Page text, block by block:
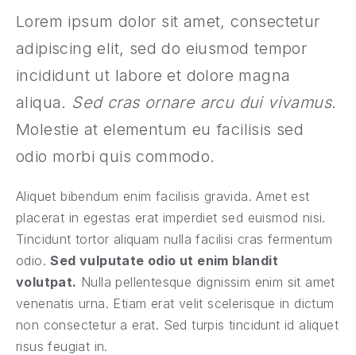
Lorem ipsum dolor sit amet, consectetur
adipiscing elit, sed do eiusmod tempor
incididunt ut labore et dolore magna
aliqua. Sed cras ornare arcu dui vivamus.
Molestie at elementum eu facilisis sed
odio morbi quis commodo.
Aliquet bibendum enim facilisis gravida. Amet est
placerat in egestas erat imperdiet sed euismod nisi.
Tincidunt tortor aliquam nulla facilisi cras fermentum
odio.Sed vulputate odio ut enim blandit
volutpat. Nulla pellentesque dignissim enim sit amet
venenatis urna. Etiam erat velit scelerisque in dictum
non consectetur a erat. Sed turpis tincidunt id aliquet
risus feugiat in.